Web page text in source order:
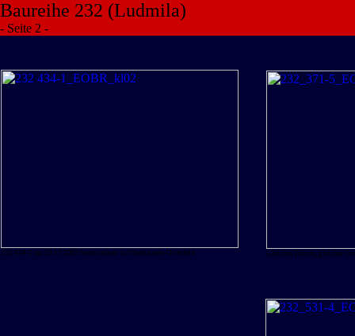
Baureihe 232 (Ludmila)
- Seite 2 -
232 434-1 am 29.12.2003 beim tanken in Oberhausen-Osterfeld Gleiches Datum, gleicher